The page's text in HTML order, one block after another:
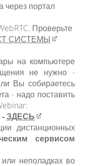
через портал
Проверьте
СИСТЕМЫ​​
на компьютере
не нужно -
Вы собираетесь
- надо поставить
-ЗДЕСЬ​
дистанционных
сервисом
неполадках во